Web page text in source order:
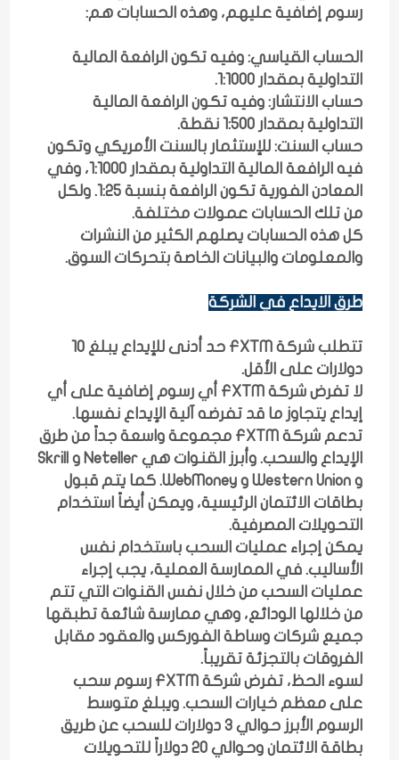
رسوم إضافية عليهم، وهذه الحسابات هم:
الحساب القياسي: وفيه تكون الرافعة المالية
التداولية بمقدار 1:1000.
حساب الانتشار: وفيه تكون الرافعة المالية
التداولية بمقدار 1:500 نقطة.
حساب السنت: للإستثمار بالسنت الأمريكي وتكون
فيه الرافعة المالية التداولية بمقدار 1:1000، وفي
المعادن الفورية تكون الرافعة بنسبة 1:25. ولكل
من تلك الحسابات عمولات مختلفة.
كل هذه الحسابات يصلهم الكثير من النشرات
والمعلومات والبيانات الخاصة بتحركات السوق.
طرق الايداع في الشركة
تتطلب شركة FXTM حد أدنى للإيداع يبلغ 10
دولارات على الأقل.
لا تفرض شركة FXTM أي رسوم إضافية على أي
إيداع يتجاوز ما قد تفرضه آلية الإيداع نفسها.
تدعم شركة FXTM مجموعة واسعة جداً من طرق
الإيداع والسحب. وأبرز القنوات هي Neteller و Skrill
و Western Union و WebMoney. كما يتم قبول
بطاقات الائتمان الرئيسية، ويمكن أيضاً استخدام
التحويلات المصرفية.
يمكن إجراء عمليات السحب باستخدام نفس
الأساليب. في الممارسة العملية، يجب إجراء
عمليات السحب من خلال نفس القنوات التي تتم
من خلالها الودائع، وهي ممارسة شائعة تطبقها
جميع شركات وساطة الفوركس والعقود مقابل
الفروقات بالتجزئة تقريباً.
لسوء الحظ، تفرض شركة FXTM رسوم سحب
على معظم خيارات السحب. ويبلغ متوسط ​​
الرسوم الأبرز حوالي 3 دولارات للسحب عن طريق
بطاقة الائتمان وحوالي 20 دولاراً للتحويلات